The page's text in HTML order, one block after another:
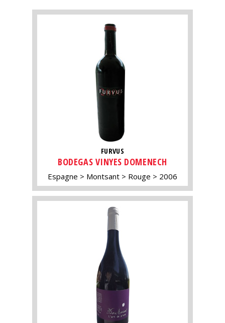
FURVUS
BODEGAS VINYES DOMENECH
Espagne Montsant Rouge 2006